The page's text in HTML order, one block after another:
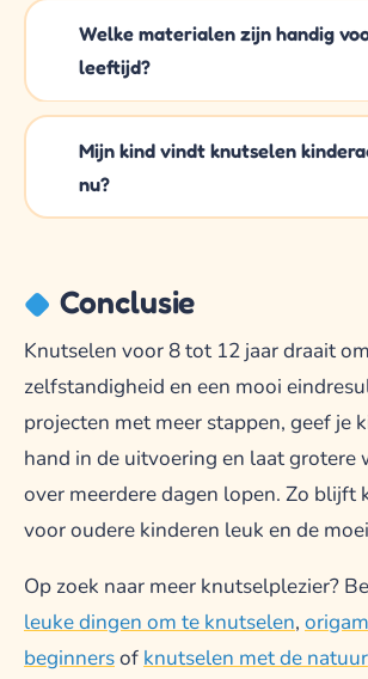
Welke materialen zijn handig
leeftijd?
Mijn kind vindt knutselen
nu?
Conclusie
Knutselen voor 8 tot 12 jaar draait
zelfstandigheid en een mooi
projecten met meer stappen, geef je
hand in de uitvoering en laat grotere
over meerdere dagen lopen. Zo blijft
voor oudere kinderen leuk en de
Op zoek naar meer knutselplezier?
leuke dingen om te knutselen,
beginnersof knutselen met de natuur